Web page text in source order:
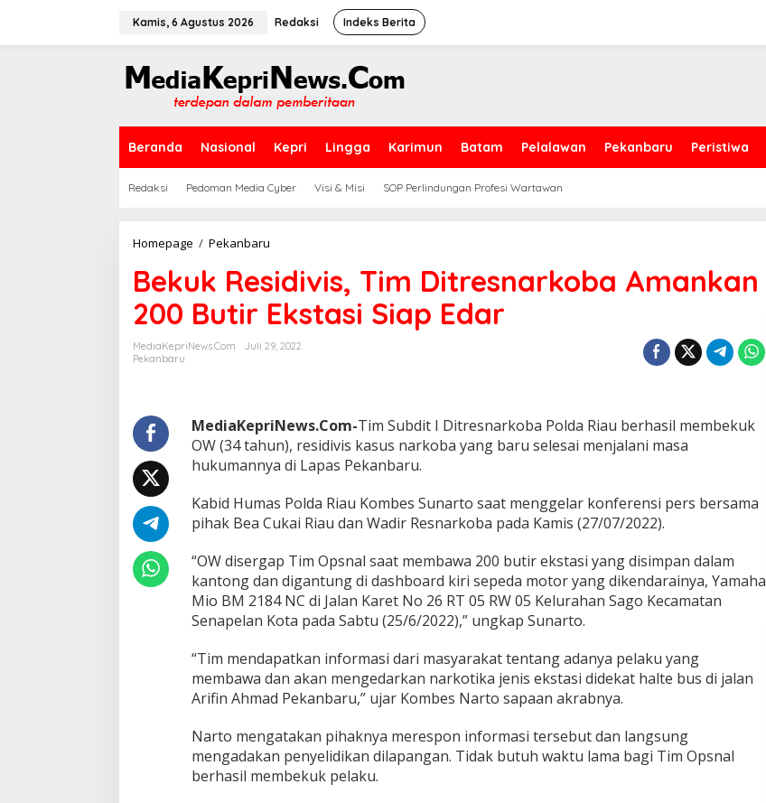
Kamis, 6 Agustus 2026 Redaksi Indeks Berita
Beranda Nasional Kepri Lingga Karimun Batam Pelalawan Pekanbaru Peristiwa
Redaksi Pedoman Media Cyber Visi & Misi SOP Perlindungan Profesi Wartawan
Homepage / Pekanbaru
k
u
k
R
e
v
s
,
i
m
t
r
e
s
r
k
o
a
A
m
a
Bekuk Residivis, Tim Ditresnarkoba Amankan
200 Butir Ekstasi Siap Edar
MediaKepriNews.com
Juli 29, 2022
Pekanbaru
MediaKepriNews.Com-Tim Subdit I Ditresnarkoba Polda Riau berhasil membekuk
OW (34 tahun), residivis kasus narkoba yang baru selesai menjalani masa
hukumannya di Lapas Pekanbaru.
Kabid Humas Polda Riau Kombes Sunarto saat menggelar konferensi pers bersama
pihak Bea Cukai Riau dan Wadir Resnarkoba pada Kamis (27/07/2022).
“OW disergap Tim Opsnal saat membawa 200 butir ekstasi yang disimpan dalam
kantong dan digantung di dashboard kiri sepeda motor yang dikendarainya, Yamaha
Mio BM 2184 NC di Jalan Karet No 26 RT 05 RW 05 Kelurahan Sago Kecamatan
Senapelan Kota pada Sabtu (25/6/2022),” ungkap Sunarto.
“Tim mendapatkan informasi dari masyarakat tentang adanya pelaku yang
membawa dan akan mengedarkan narkotika jenis ekstasi didekat halte bus di jalan
Arifin Ahmad Pekanbaru,” ujar Kombes Narto sapaan akrabnya.
Narto mengatakan pihaknya merespon informasi tersebut dan langsung
mengadakan penyelidikan dilapangan. Tidak butuh waktu lama bagi Tim Opsnal
berhasil membekuk pelaku.
Ini Dia Hubungan Partai